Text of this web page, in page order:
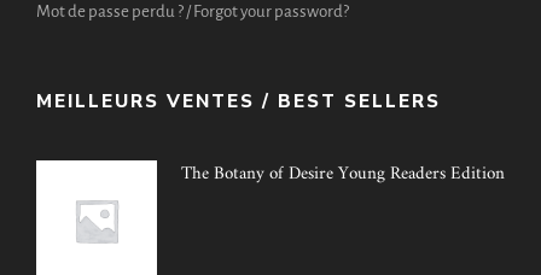
Mot de passe perdu ? / Forgot your password?
MEILLEURS VENTES / BEST SELLERS
The Botany of Desire Young Readers Edition